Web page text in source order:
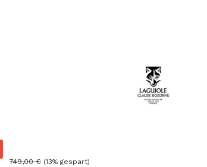
Regulärer Preis:
749,00 € (13% gespart)